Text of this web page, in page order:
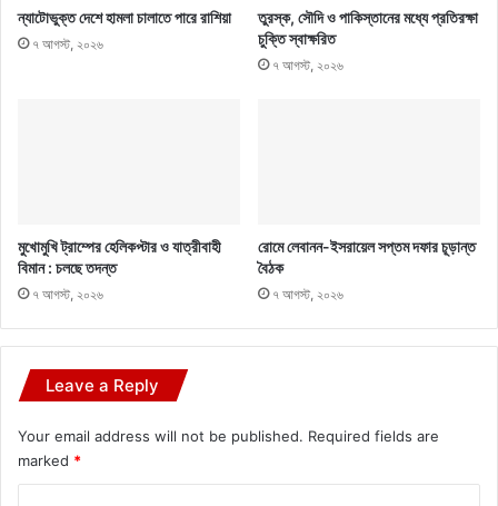
ন্যাটোভুক্ত দেশে হামলা চালাতে পারে রাশিয়া
৭ আগস্ট, ২০২৬
তুরস্ক, সৌদি ও পাকিস্তানের মধ্যে প্রতিরক্ষা
চুক্তি স্বাক্ষরিত
৭ আগস্ট, ২০২৬
মুখোমুখি ট্রাম্পের হেলিকপ্টার ও যাত্রীবাহী
বিমান : চলছে তদন্ত
৭ আগস্ট, ২০২৬
রোমে লেবানন-ইসরায়েল সপ্তম দফার চূড়ান্ত
বৈঠক
৭ আগস্ট, ২০২৬
Leave a Reply
Your email address will not be published. Required fields are
marked *